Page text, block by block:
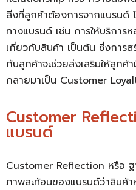
สิ่งที่ลูกค้าต้องการจากแบรนด์
ทางแบรนด์ เช่น การให้บริการ
เกี่ยวกับสินค้า เป็นต้น ซึ่งการ
กับลูกค้าจะช่วยส่งเสริมให้ลูกค้
กลายมาเป็น Customer
Customer
แบรนด์
Customer Reflection หรือ ฐ
ภาพสะท้อนของแบรนด์ว่าสินค้า